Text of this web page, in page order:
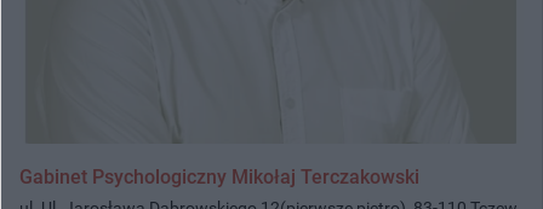
Gabinet Psychologiczny Mikołaj Terczakowski